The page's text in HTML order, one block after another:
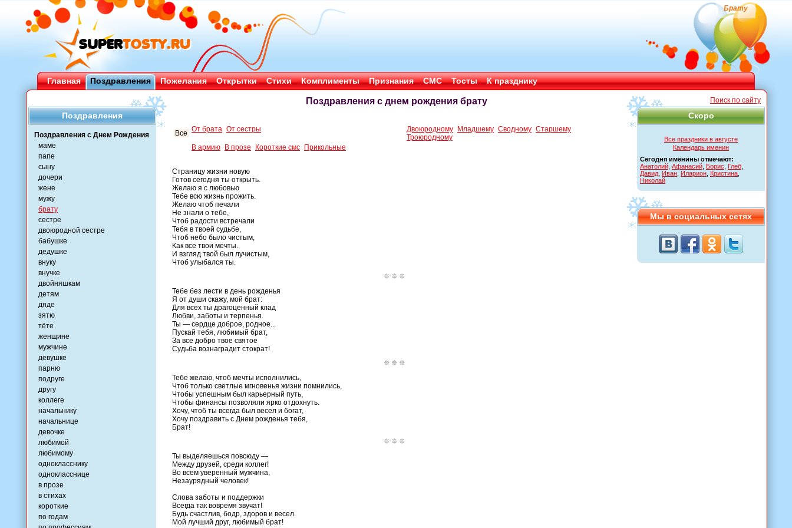
Брату
Главная Поздравления Пожелания Открытки Стихи Комплименты Признания СМС Тосты К празднику
Поздравления
Поздравления с Днем Рождения
маме
папе
сыну
дочери
жене
мужу
брату
сестре
двоюродной сестре
бабушке
дедушке
внуку
внучке
двойняшкам
детям
дяде
зятю
тёте
женщине
мужчине
девушке
парню
подруге
другу
коллеге
начальнику
начальнице
девочке
любимой
любимому
однокласснику
однокласснице
в прозе
в стихах
короткие
по годам
Поиск по сайту
Скоро
Все праздники в августе
Календарь именин
Сегодня именины отмечают:
Анатолий Афанасий Борис Глеб
Давид Иван Иларион Кристина
Николай
Мы в социальных сетях
Поздравления с днем рождения брату
Все От брата От сестры Двоюродному Младшему Сводному Старшему
Троюродному
В армию
В прозе Короткие смс Прикольные
Страницу жизни новую
Готов сегодня ты открыть.
Желаю я с любовью
Тебе всю жизнь прожить.
Желаю чтоб печали
Не знали о тебе,
Чтоб радости встречали
Тебя в твоей судьбе,
Чтоб небо было чистым,
Как все твои мечты.
И взгляд твой был лучистым,
Чтоб улыбался ты.
Тебе без лести в день рожденья
Я от души скажу, мой брат:
Для всех ты драгоценный клад
Любви, заботы и терпенья.
Ты — сердце доброе, родное...
Пускай тебя, любимый брат,
За все добро твое святое
Судьба вознаградит стократ!
Тебе желаю, чтоб мечты исполнились,
Чтоб только светлые мгновенья жизни помнились,
Чтобы успешным был карьерный путь,
Чтобы финансы позволяли ярко отдохнуть.
Хочу, чтоб ты всегда был весел и богат,
Хочу поздравить с Днем рожденья тебя,
Брат!
Ты выделяешься повсюду —
Между друзей, среди коллег!
Во всем уверенный мужчина,
Незаурядный человек!
Слова заботы и поддержки
Всегда так вовремя звучат!
Будь счастлив, бодр, здоров и весел.
Мой лучший друг, любимый брат!